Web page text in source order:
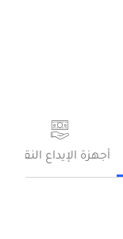
أجهزة الإيداع النقدي